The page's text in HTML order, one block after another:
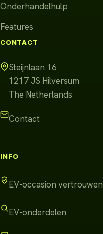
Onderhandelhulp
Features
CONTACT
Steijnlaan 16
1217 JS Hilversum
The Netherlands
Contact
INFO
EV-occasion vertrouwen
EV-onderdelen